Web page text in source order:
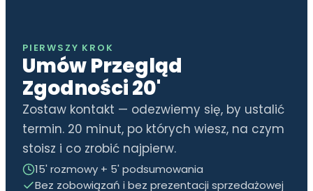
PIERWSZY KROK
Umów Przegląd
Zgodności 20'
Zostaw kontakt — odezwiemy się, by ustalić
termin. 20 minut, po których wiesz, na czym
stoisz i co zrobić najpierw.
15' rozmowy + 5' podsumowania
Bez zobowiązań i bez prezentacji sprzedażowej